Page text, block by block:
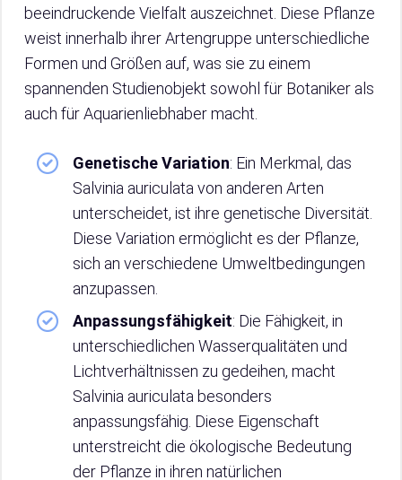
beeindruckende Vielfalt auszeichnet. Diese Pflanze
weist innerhalb ihrer Artengruppe unterschiedliche
Formen und Größen auf, was sie zu einem
spannenden Studienobjekt sowohl für Botaniker als
auch für Aquarienliebhaber macht.
Genetische Variation: Ein Merkmal, das
Salvinia auriculata von anderen Arten
unterscheidet, ist ihre genetische Diversität.
Diese Variation ermöglicht es der Pflanze,
sich an verschiedene Umweltbedingungen
anzupassen.
Anpassungsfähigkeit: Die Fähigkeit, in
unterschiedlichen Wasserqualitäten und
Lichtverhältnissen zu gedeihen, macht
Salvinia auriculata besonders
anpassungsfähig. Diese Eigenschaft
unterstreicht die ökologische Bedeutung
der Pflanze in ihren natürlichen